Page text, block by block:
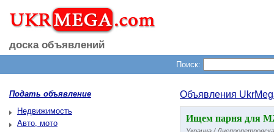
доска объявлений
Поиск:
Подать объявление
Недвижимость
Авто, мото
Объявления
Ищем парня для